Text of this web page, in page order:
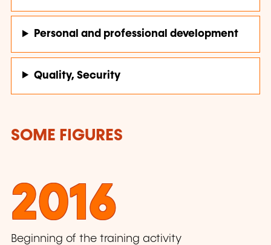
Personal and professional development
Quality, Security
SOME FIGURES
2016
Beginning of the training activity